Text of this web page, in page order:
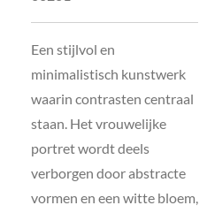
Een stijlvol en
minimalistisch kunstwerk
waarin contrasten centraal
staan. Het vrouwelijke
portret wordt deels
verborgen door abstracte
vormen en een witte bloem,